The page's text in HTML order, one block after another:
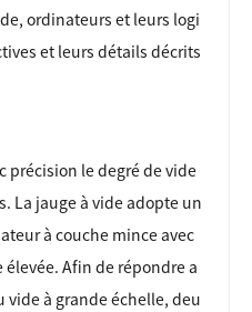
ordinateurs et leurs logi
et leurs détails décrits
précision le degré de vide
La jauge à vide adopte un
à couche mince avec
Afin de répondre a
vide à grande échelle, deu